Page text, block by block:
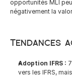
opportunités MLI
négativement la
Tendances
Adoption IFRS :
vers les IFRS,